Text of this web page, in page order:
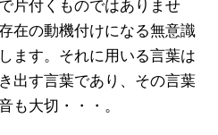
片付くものではありませ
在の動機付けになる無意識
ます。それに用いる言葉は
出す言葉であり、その言葉
も大切・・・。